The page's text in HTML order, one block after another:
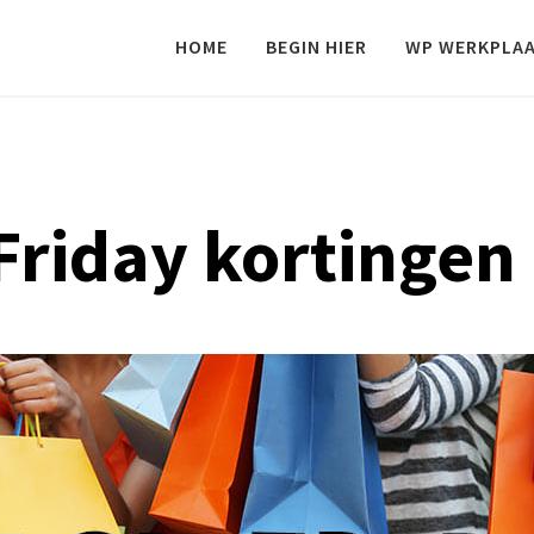
HOME BEGIN HIER WP
kortingen